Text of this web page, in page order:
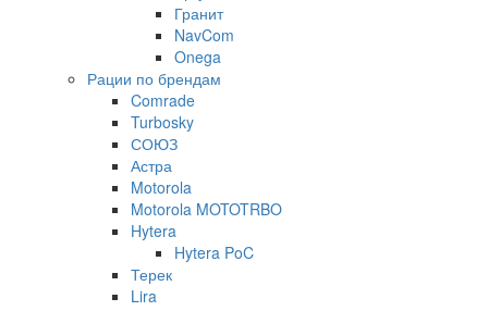
Гранит
NavCom
Onega
Рации по брендам
Comrade
Turbosky
СОЮЗ
Астра
Motorola
Motorola MOTOTRBO
Hytera
Hytera PoC
Терек
Lira